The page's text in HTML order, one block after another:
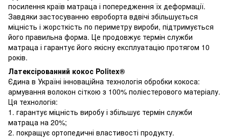
посилення країв матраца і попередження їх деформації.
Завдяки застосуванню евроборта вдвічі збільшується
міцність і жорсткість по периметру вироби, підтримується
його правильна форма. Це продовжує термін служби
матраца і гарантує його якісну експлуатацію протягом 10
років.
Латексірованний кокос Politex®
Єдина в Україні інноваційна технологія обробки кокоса:
армування волокон сіткою з 100% поліестерового матеріалу.
Ця технологія:
1. гарантує міцність виробу і збільшує термін служби
матраца на 20%;
2. покращує ортопедичні властивості продукту.